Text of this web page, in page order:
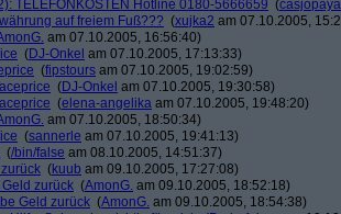
TELEFONKOSTEN Hotline 0180-5666659 (casjopaya
auf freiem Fuß??? (xujka2 am 07.10.2005,
am 07.10.2005, 16:56:40)
(DJ-Onkel am 07.10.2005, 17:13:33)
(fipstours am 07.10.2005, 19:02:59)
(DJ-Onkel am 07.10.2005, 19:30:58)
(elena-angelika am 07.10.2005, 19:48:20)
am 07.10.2005, 18:50:34)
(sannerle am 07.10.2005, 19:41:13)
(/bin/false am 08.10.2005, 14:51:37)
(kuub am 09.10.2005, 17:27:08)
zurück (AmonG. am 09.10.2005, 18:52:18)
Geld zurück (AmonG. am 09.10.2005, 18:54:38)